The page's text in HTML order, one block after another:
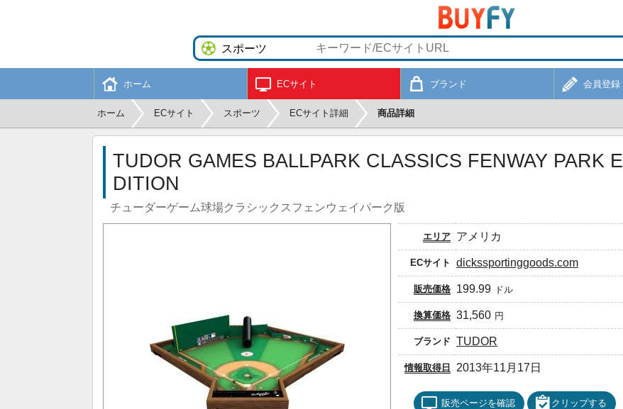
ホーム ECサイト ブランド 会員登録
ホーム ECサイト スポーツ ECサイト詳細 商品詳細
TUDOR GAMES BALLPARK CLASSICS FENWAY PARK E
DITION
チューダーゲーム球場クラシックスフェンウェイパーク版
エリア アメリカ
ECサイト dickssportinggoods.com
販売価格 199.99 ドル
換算価格 31,560 円
ブランド TUDOR
情報取得日 2013年11月17日
販売ページを確認 クリップする